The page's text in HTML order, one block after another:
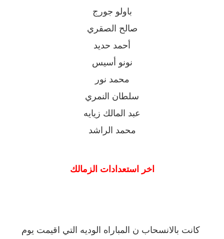
باولو جورج
صالح الصقري
أحمد حديد
نونو أسيس
محمد نور
سلطان النمري
عبد المالك زيايه
محمد الراشد
اخر استعدادات الزمالك
كانت بالانسحاب ن المباراه الوديه التي اقيمت يوم